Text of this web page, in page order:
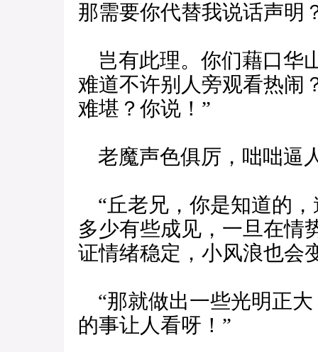
那需要你代替我说话声明
岂有此理。你们藉口华
难道不许别人旁观看热闹
难堪？你说！”
老魔声色俱厉，咄咄逼
“丘老兄，你是知道的
多少有些成见，一旦在情
证情绪稳定，小风浪也会
“那就做出一些光明正
的事让人看呀！”